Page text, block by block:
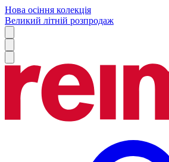
Нова осіння колекція
Великий літній розпродаж